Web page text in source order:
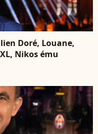
Doré, Louane,
Nikos ému